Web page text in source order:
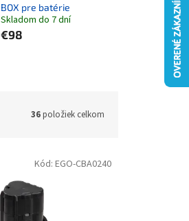
BOX pre batérie
Skladom do 7 dní
€98
36položiek celkom
Kód: EGO-CBA0240